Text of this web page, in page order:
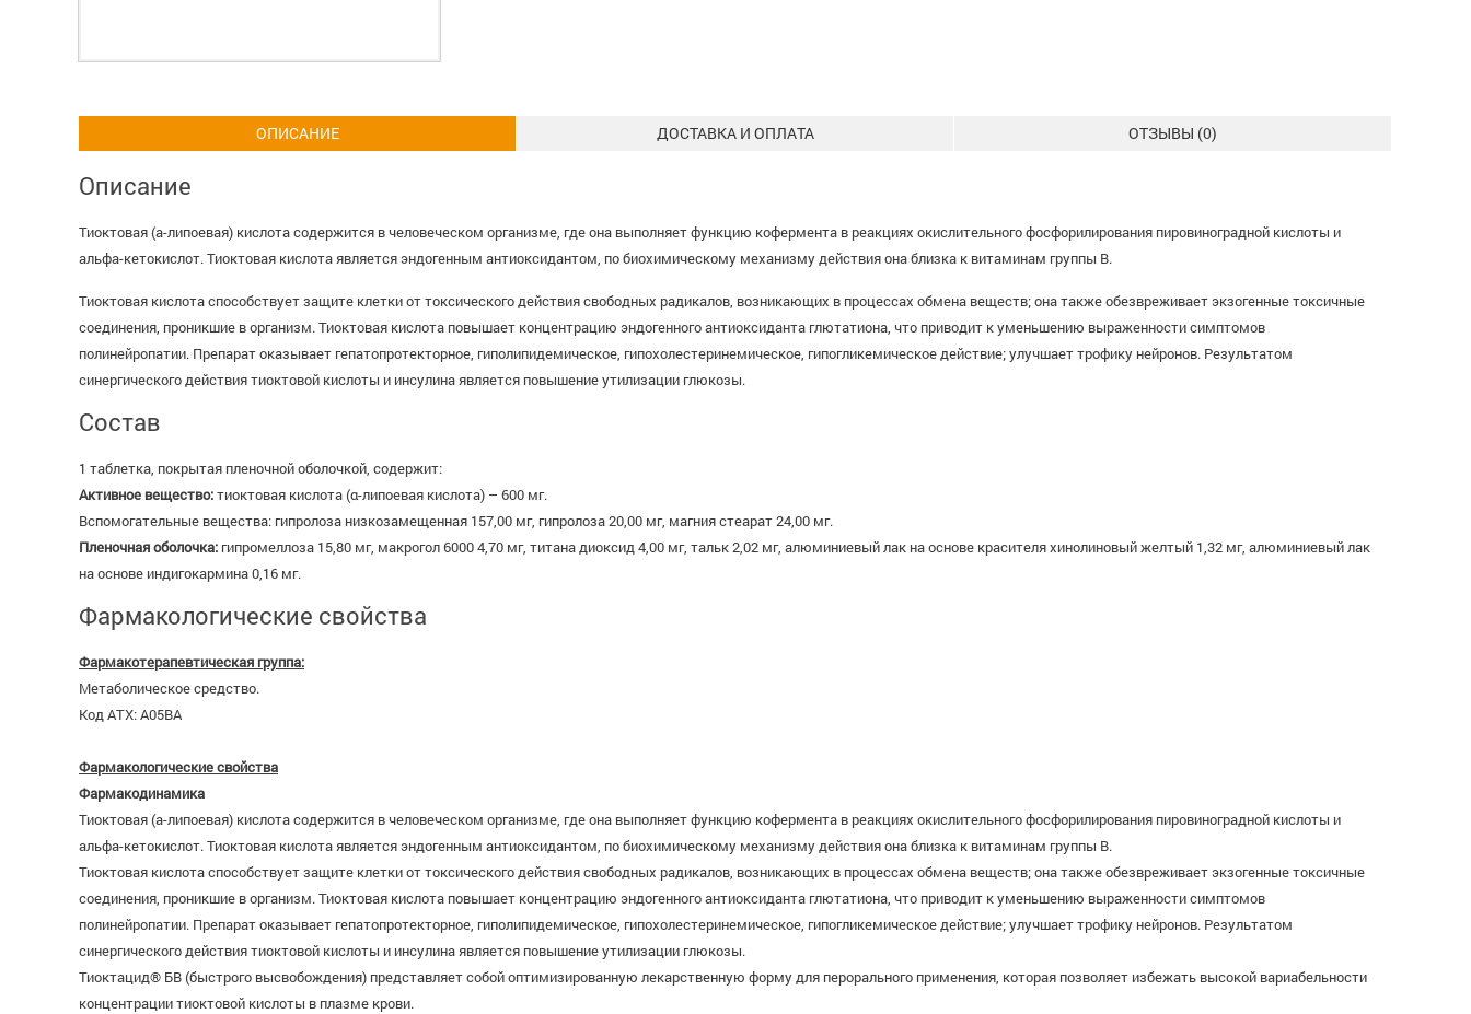
ОПИСАНИЕ ДОСТАВКА И ОПЛАТА ОТЗЫВЫ (0)
Описание
Тиоктовая (a-липоевая) кислота содержится в человеческом организме, где она выполняет функцию кофермента в реакциях окислительного фосфорилирования пировиноградной кислоты и
альфа-кетокислот. Тиоктовая кислота является эндогенным антиоксидантом, по биохимическому механизму действия она близка к витаминам группы В.
Тиоктовая кислота способствует защите клетки от токсического действия свободных радикалов, возникающих в процессах обмена веществ; она также обезвреживает экзогенные токсичные
соединения, проникшие в организм. Тиоктовая кислота повышает концентрацию эндогенного антиоксиданта глютатиона, что приводит к уменьшению выраженности симптомов
полинейропатии. Препарат оказывает гепатопротекторное, гиполипидемическое, гипохолестеринемическое, гипогликемическое действие; улучшает трофику нейронов. Результатом
синергического действия тиоктовой кислоты и инсулина является повышение утилизации глюкозы.
Состав
1 таблетка, покрытая пленочной оболочкой, содержит:
Активное вещество:тиоктовая кислота (α-липоевая кислота) – 600 мг.
Вспомогательные вещества: гипролоза низкозамещенная 157,00 мг, гипролоза 20,00 мг, магния стеарат 24,00 мг.
Пленочная оболочка: гипромеллоза 15,80 мг, макрогол 6000 4,70 мг, титана диоксид 4,00 мг, тальк 2,02 мг, алюминиевый лак на основе красителя хинолиновый желтый 1,32 мг, алюминиевый лак
на основе индигокармина 0,16 мг.
Фармакологические свойства
Фармакотерапевтическая группа:
Метаболическое средство.
Код АТХ: А05ВА
Фармакологические свойства
Фармакодинамика
Тиоктовая (a-липоевая) кислота содержится в человеческом организме, где она выполняет функцию кофермента в реакциях окислительного фосфорилирования пировиноградной кислоты и
альфа-кетокислот. Тиоктовая кислота является эндогенным антиоксидантом, по биохимическому механизму действия она близка к витаминам группы В.
Тиоктовая кислота способствует защите клетки от токсического действия свободных радикалов, возникающих в процессах обмена веществ; она также обезвреживает экзогенные токсичные
соединения, проникшие в организм. Тиоктовая кислота повышает концентрацию эндогенного антиоксиданта глютатиона, что приводит к уменьшению выраженности симптомов
полинейропатии. Препарат оказывает гепатопротекторное, гиполипидемическое, гипохолестеринемическое, гипогликемическое действие; улучшает трофику нейронов. Результатом
синергического действия тиоктовой кислоты и инсулина является повышение утилизации глюкозы.
Тиоктацид® БВ (быстрого высвобождения) представляет собой оптимизированную лекарственную форму для перорального применения, которая позволяет избежать высокой вариабельности
концентрации тиоктовой кислоты в плазме крови.